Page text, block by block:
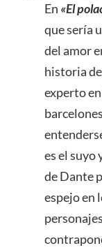
En «El
que sería
del amor
historia
experto
es el suyo
de Dante
espejo en